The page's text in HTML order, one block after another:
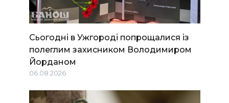
Сьогодні в Ужгороді попрощалися із
полеглим захисником Володимиром
Йорданом
06.08.2026